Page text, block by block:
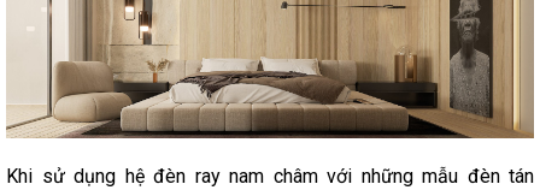
Khi sử dụng hệ đèn ray nam châm với những mẫu đèn tán